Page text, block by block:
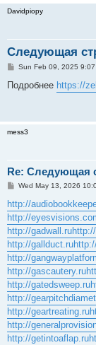
Davidpiopy
Следующая
P
s
Sun Feb 09, 2025 9:07
Подробнее https://
mess3
Re: Следующая
P
s
t
Wed May 13, 2026
http://
http://
http://gadwall.ru
http://gallduct.ru
http://
http://gascautery.ru
http://gatedsweep.ru
http://
http://geartreating.ru
http://
http://getintoaflap.ru